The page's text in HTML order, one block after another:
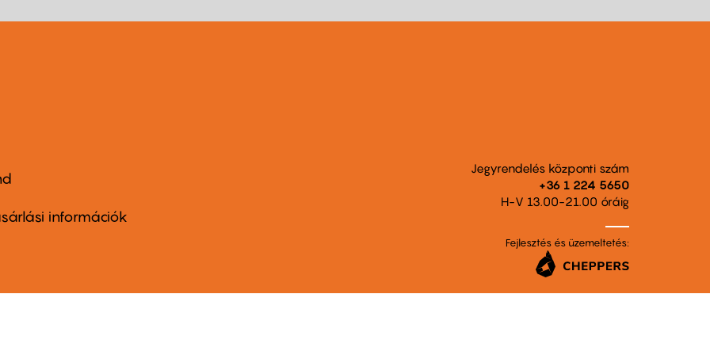
információk
Jegyrendelés központi szám
+36 1 224 5650
H-V 13.00-21.00 óráig
Fejlesztés és üzemeltetés: